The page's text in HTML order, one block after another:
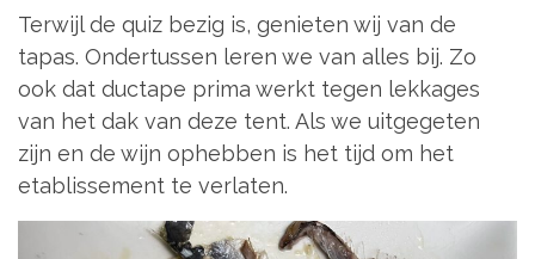
Terwijl de quiz bezig is, genieten wij van de
tapas. Ondertussen leren we van alles bij. Zo
ook dat ductape prima werkt tegen lekkages
van het dak van deze tent. Als we uitgegeten
zijn en de wijn ophebben is het tijd om het
etablissement te verlaten.